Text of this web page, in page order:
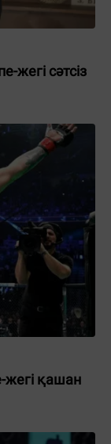
жегі сәтсіз
жегі қашан